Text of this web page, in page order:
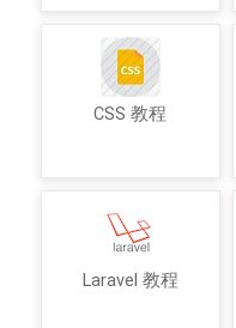
CSS 教程
Laravel 教程